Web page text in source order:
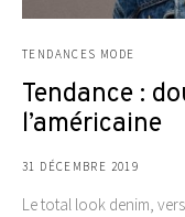
TENDANCES MODE
Tendance :
l’américaine
31 DÉCEMBRE 2019
Le total look denim,